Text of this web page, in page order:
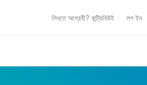
লিখতে আগ্রহী? কন্ট্রিবিউট লগ ইন